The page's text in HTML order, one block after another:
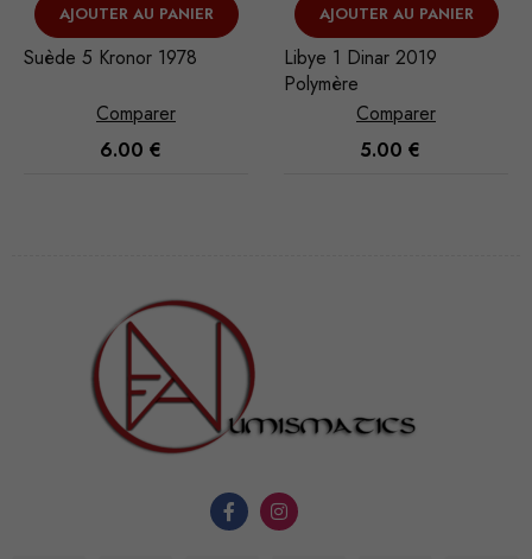
AJOUTER AU PANIER
Suède 5 Kronor 1978
Comparer
6.00 €
AJOUTER AU PANIER
Libye 1 Dinar 2019
Polymère
Comparer
5.00 €
sont